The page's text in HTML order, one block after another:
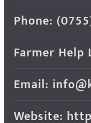
Phone:
Farmer Help
Email:
Website: